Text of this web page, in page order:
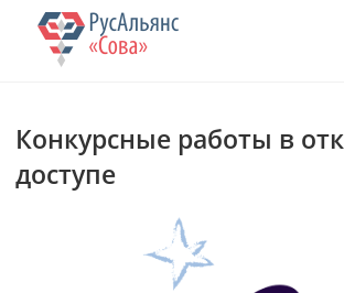
Перейти
содержимому
Конкурсные работы в
доступе